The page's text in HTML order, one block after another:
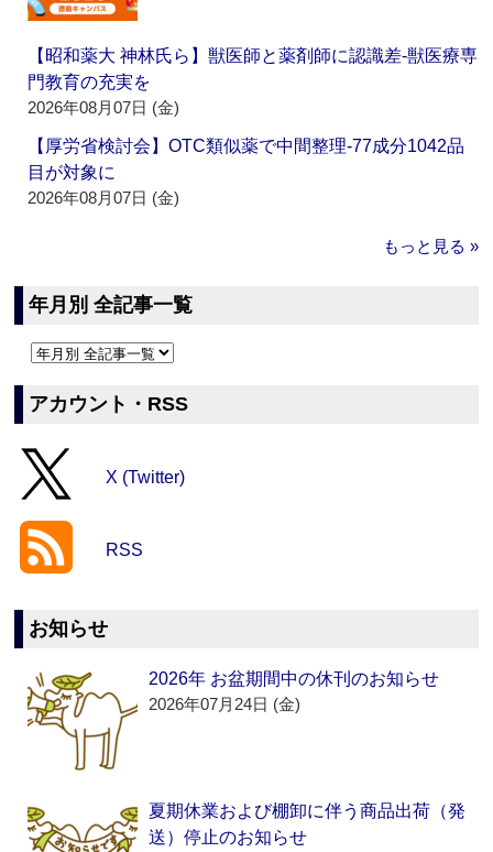
【昭和薬大 神林氏ら】獣医師と薬剤師に認識差‐獣医療専
門教育の充実を
2026年08月07日 (金)
【厚労省検討会】OTC類似薬で中間整理‐77成分1042品
目が対象に
2026年08月07日 (金)
もっと見る »
年月別 全記事一覧
アカウント・RSS
X (Twitter)
RSS
お知らせ
2026年 お盆期間中の休刊のお知らせ
2026年07月24日 (金)
夏期休業および棚卸に伴う商品出荷（発
送）停止のお知らせ